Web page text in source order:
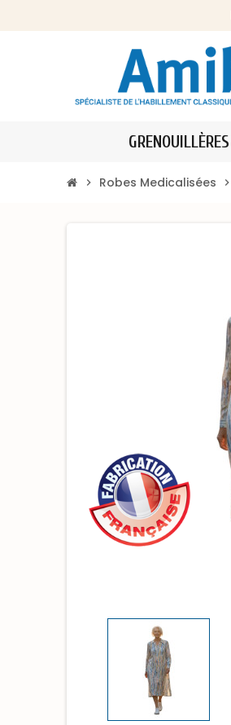
GRENOUILLÈRES
chevron_right Robes Medicalisées chevron_right